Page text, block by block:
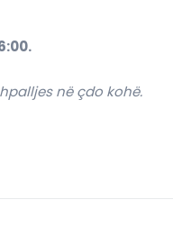
në çdo kohë.